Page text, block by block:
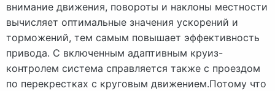
внимание движения, повороты и наклоны местности
вычисляет оптимальные значения ускорений и
торможений, тем самым повышает эффективность
привода. С включенным адаптивным круиз-
контролем система справляется также с проездом
по перекрестках с круговым движением.Потому что